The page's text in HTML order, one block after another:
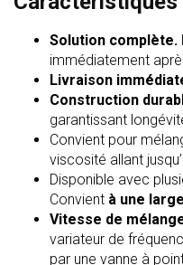
Solution complète.
immédiatement
Livraison
Construction
garantissant
Convient pour
viscosité allant
Disponible avec
Convient à une
Vitesse de
variateur de
par une vanne à